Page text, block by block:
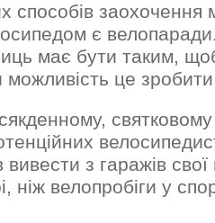
заохочення
є
має бути таким,
можливість це
з гаражів
ніж велопробіги у